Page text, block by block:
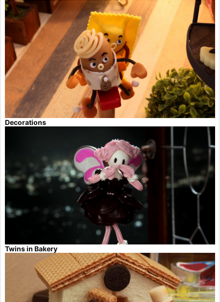
Decorations
Twins in Bakery